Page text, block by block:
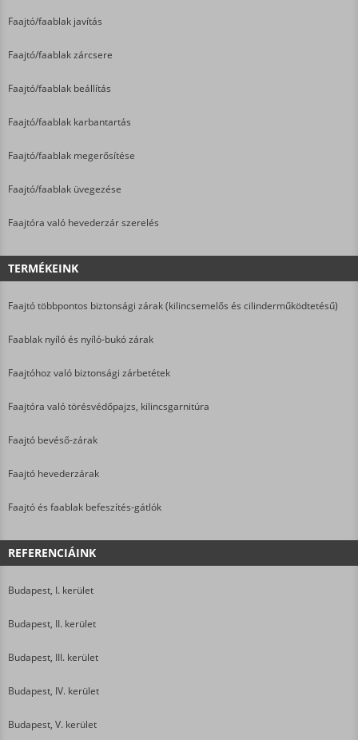
Faajtó/faablak javítás
Faajtó/faablak zárcsere
Faajtó/faablak beállítás
Faajtó/faablak karbantartás
Faajtó/faablak megerősítése
Faajtó/faablak üvegezése
Faajtóra való hevederzár szerelés
TERMÉKEINK
Faajtó többpontos biztonsági zárak (kilincsemelős és cilinderműködtetésű)
Faablak nyíló és nyíló-bukó zárak
Faajtóhoz való biztonsági zárbetétek
Faajtóra való törésvédőpajzs, kilincsgarnitúra
Faajtó bevéső-zárak
Faajtó hevederzárak
Faajtó és faablak befeszítés-gátlók
REFERENCIÁINK
Budapest, I. kerület
Budapest, II. kerület
Budapest, III. kerület
Budapest, IV. kerület
Budapest, V. kerület